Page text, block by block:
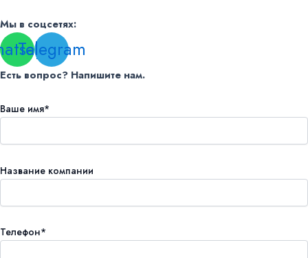
Мы в соцсетях:
Telegram
Есть вопрос? Напишите нам.
Ваше имя*
Название компании
Телефон*